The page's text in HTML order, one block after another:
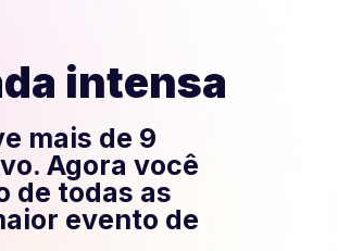
intensa
mais de 9
Agora você
de todas as
evento de